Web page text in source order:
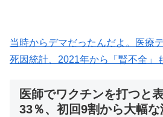
当時からデマだったんだよ。医療
死因統計、2021年から「腎不全」
医師でワクチンを打つと
33％、初回9割から大幅な